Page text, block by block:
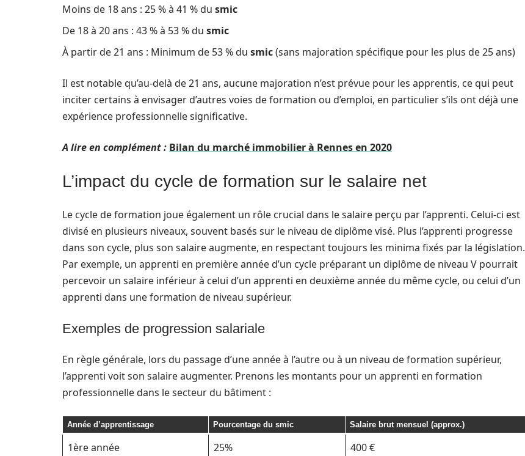
Moins de 18 ans : 25 % à 41 % du smic
De 18 à 20 ans : 43 % à 53 % du smic
À partir de 21 ans : Minimum de 53 % du smic(sans majoration spécifique pour les plus de 25 ans)
Il est notable qu’au-delà de 21 ans, aucune majoration n’est prévue pour les apprentis, ce qui peut
inciter certains à envisager d’autres voies de formation ou d’emploi, en particulier s’ils ont déjà une
expérience professionnelle significative.
A lire en complément : Bilan du marché immobilier à Rennes en 2020
L’impact du cycle de formation sur le salaire net
Le cycle de formation joue également un rôle crucial dans le salaire perçu par l’apprenti. Celui-ci est
divisé en plusieurs niveaux, souvent basés sur le niveau de diplôme visé. Plus l’apprenti progresse
dans son cycle, plus son salaire augmente, en respectant toujours les minima fixés par la législation.
Par exemple, un apprenti en première année d’un cycle préparant un diplôme de niveau V pourrait
percevoir un salaire inférieur à celui d’un apprenti en deuxième année du même cycle, ou celui d’un
apprenti dans une formation de niveau supérieur.
Exemples de progression salariale
En règle générale, lors du passage d’une année à l’autre ou à un niveau de formation supérieur,
l’apprenti voit son salaire augmenter. Prenons les montants pour un apprenti en formation
professionnelle dans le secteur du bâtiment :
Année d’apprentissage Pourcentage du smic Salaire brut mensuel (approx.)
1ère année 25%
400 €